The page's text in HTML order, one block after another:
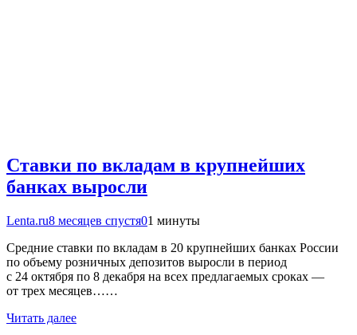
Ставки по вкладам в крупнейших
банках выросли
Lenta.ru8 месяцев спустя01 минуты
Средние ставки по вкладам в 20 крупнейших банках России
по объему розничных депозитов выросли в период
с 24 октября по 8 декабря на всех предлагаемых сроках —
от трeх месяцев……
Читать далее